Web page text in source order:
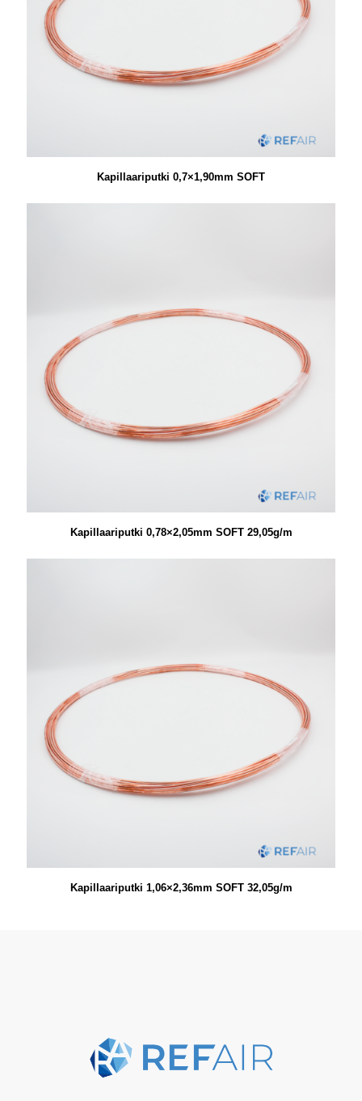
Kapillaariputki 0,7×1,90mm SOFT
Kapillaariputki 0,78×2,05mm SOFT 29,05g/m
Kapillaariputki 1,06×2,36mm SOFT 32,05g/m